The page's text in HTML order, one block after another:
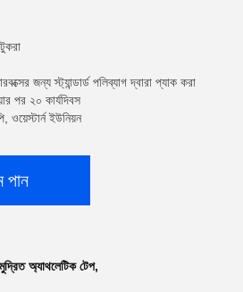
জন্য স্ট্যান্ডার্ড পলিব্যাগ দ্বারা প্যাক করা
পর ২০ কার্যদিবস
ওয়েস্টার্ন ইউনিয়ন
পান
অ্যাথলেটিক টেপ,